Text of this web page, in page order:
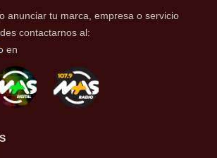
anunciar tu marca, empresa o servicio
contactarnos al:
en